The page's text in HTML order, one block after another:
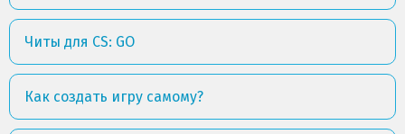
Читы для CS: GO
Как создать игру самому?